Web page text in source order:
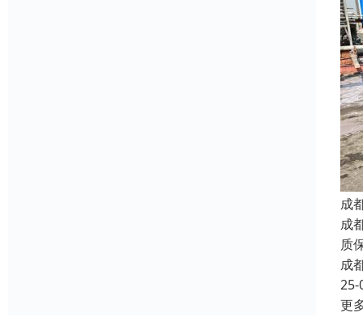
成
成
质
成
25-
更